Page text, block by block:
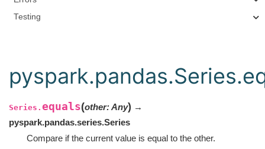
Testing
Series. equals(other:Any) →
pyspark.pandas.series.Series
Compare if the current value is equal to the other.